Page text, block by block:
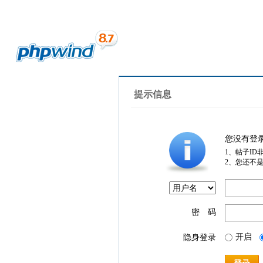
提示信息
您没有登
1、帖子ID
2、您还不
密 码
隐身登录 开启